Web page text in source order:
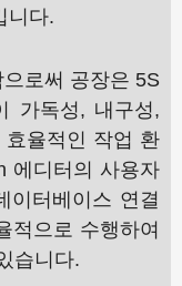
니다.
로써 공장은 5S
가독성, 내구성,
효율적인 작업 환
에디터의 사용자
이터베이스 연결
적으로 수행하여
습니다.